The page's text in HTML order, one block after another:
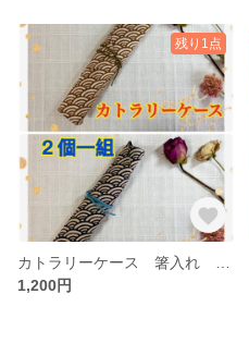
残り1点
1,200円